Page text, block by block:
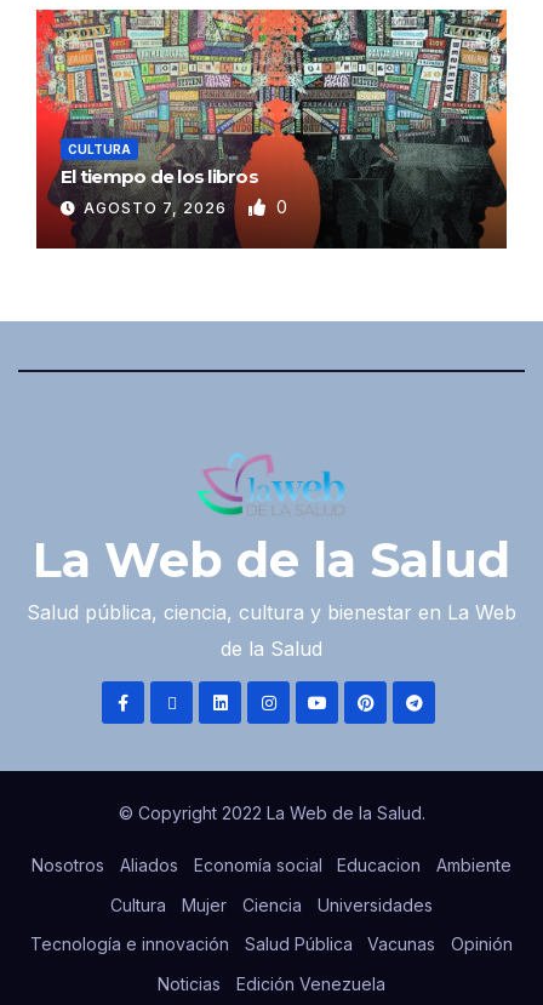
CULTURA
El tiempo de los libros
AGOSTO 7, 2026 0
La Web de la Salud
Salud pública, ciencia, cultura y bienestar en La Web
de la Salud
© Copyright 2022 La Web de la Salud.
Nosotros Aliados Economía social Educacion
Ambiente
Cultura
Mujer Ciencia
Universidades
Tecnología e innovación
Salud Pública Vacunas
Opinión
Noticias
Edición Venezuela